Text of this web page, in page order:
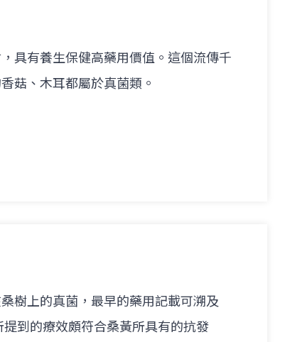
具有養生保健高藥用價值。這個流傳千
菇、木耳都屬於真菌類。
樹上的真菌，最早的藥用記載可溯及
到的療效頗符合桑黃所具有的抗發